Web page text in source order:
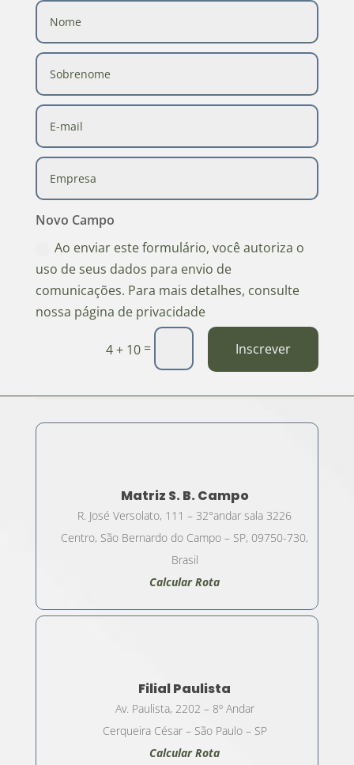
Novo Campo
Ao enviar este formulário, você autoriza o
uso de seus dados para envio de
comunicações. Para mais detalhes, consulte
nossa página de privacidade
4 + 10 = Inscrever
Matriz S. B. Campo
R. José Versolato, 111 – 32°andar sala 3226
Centro, São Bernardo do Campo – SP, 09750-730,
Brasil
Calcular Rota
Filial Paulista
Av. Paulista, 2202 – 8º Andar
Cerqueira César – São Paulo – SP
Calcular Rota